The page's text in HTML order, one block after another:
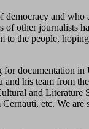
and who
of other journalists
to the people,
for documentation
his team from
and Literature
etc. We are